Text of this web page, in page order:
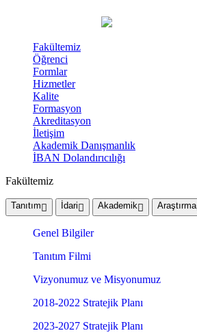
Fakültemiz
Öğrenci
Formlar
Hizmetler
Kalite
Formasyon
Akreditasyon
İletişim
Akademik Danışmanlık
İBAN Dolandırıcılığı
Fakültemiz
Tanıtım İdari Akademik Araştırma
Genel Bilgiler
Tanıtım Filmi
Vizyonumuz ve Misyonumuz
2018-2022 Stratejik Planı
2023-2027 Stratejik Planı